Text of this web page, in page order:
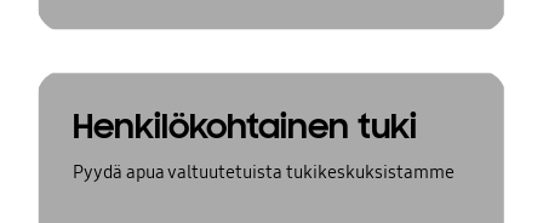
Henkilökohtainen tuki
Pyydä apua valtuutetuista tukikeskuksistamme